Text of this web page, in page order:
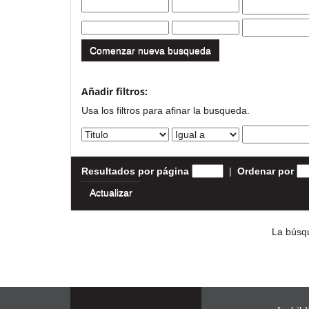
Comenzar nueva busqueda
Añadir filtros:
Usa los filtros para afinar la busqueda.
Resultados por página | Ordenar por
La